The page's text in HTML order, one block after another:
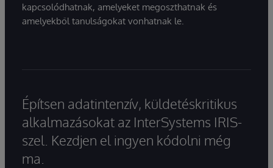
kapcsolódhatnak, amelyeket megoszthatnak és
amelyekből tanulságokat vonhatnak le.
Építsen adatintenzív, küldetéskritikus
alkalmazásokat az InterSystems IRIS-
szel. Kezdjen el ingyen kódolni még
ma.